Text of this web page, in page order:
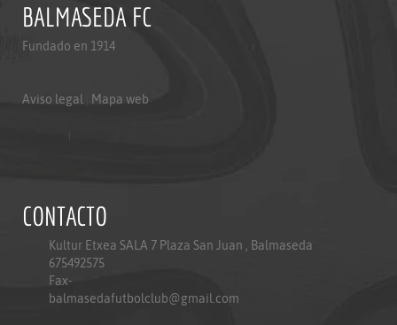
BALMASEDA FC
Fundado en 1914
Aviso legal Mapa web
CONTACTO
Kultur Etxea SALA 7 Plaza San Juan , Balmaseda
675492575
Fax-
balmasedafutbolclub@gmail.com